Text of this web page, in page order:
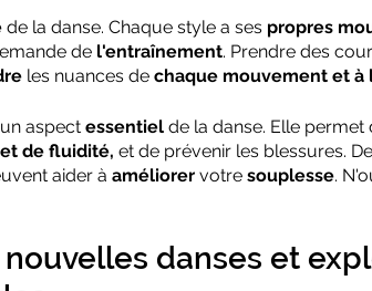
de la danse. Chaque style a ses propres
de l'entraînement. Prendre des
les nuances de chaque mouvement et
aspect essentiel de la danse. Elle
de fluidité, et de prévenir les blessures.
aider à améliorer votre souplesse.
danses et